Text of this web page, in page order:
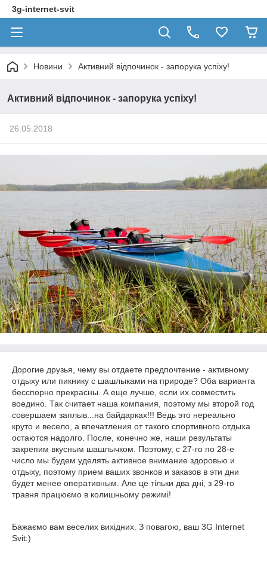
3g-internet-svit
Новини Активний відпочинок - запорука успіху!
Активний відпочинок - запорука успіху!
26.05.2018
Дорогие друзья, чему вы отдаете предпочтение - активному
отдыху или пикнику с шашлыками на природе? Оба варианта
бесспорно прекрасны. А еще лучше, если их совместить
воедино. Так считает наша компания, поэтому мы второй год
совершаем заплыв...на байдарках!!! Ведь это нереально
круто и весело, а впечатления от такого спортивного отдыха
остаются надолго. После, конечно же, наши результаты
закрепим вкусным шашлычком. Поэтому, с 27-го по 28-е
число мы будем уделять активное внимание здоровью и
отдыху, поэтому прием ваших звонков и заказов в эти дни
будет менее оперативным. Але це тільки два дні, з 29-го
травня працюємо в колишньому режимі!
Бажаємо вам веселих вихідних. З повагою, ваш 3G Internet
Svit:)